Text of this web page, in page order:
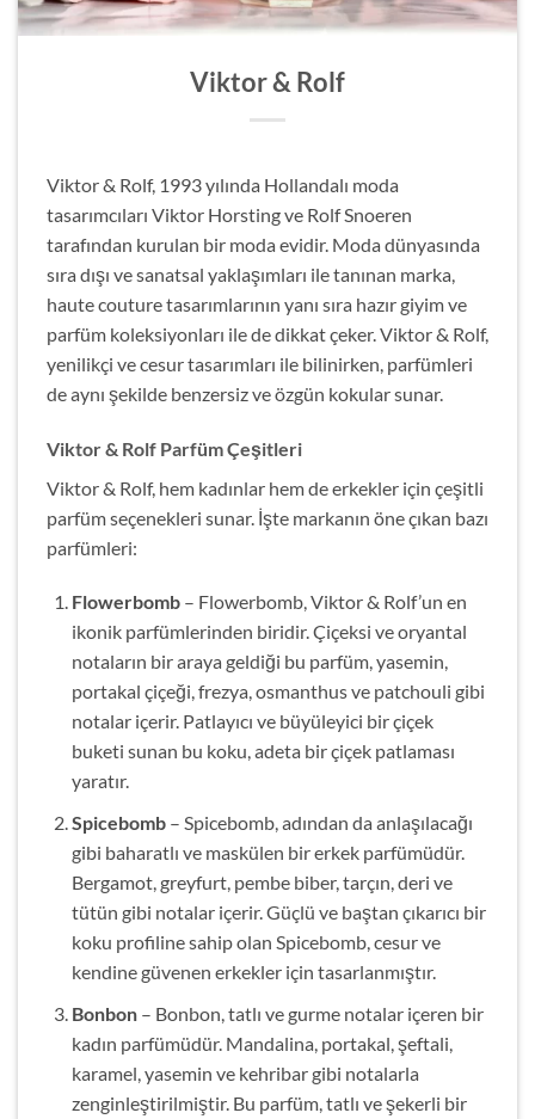
Viktor & Rolf
Viktor & Rolf, 1993 yılında Hollandalı moda
tasarımcıları Viktor Horsting ve Rolf Snoeren
tarafından kurulan bir moda evidir. Moda dünyasında
sıra dışı ve sanatsal yaklaşımları ile tanınan marka,
haute couture tasarımlarının yanı sıra hazır giyim ve
parfüm koleksiyonları ile de dikkat çeker. Viktor & Rolf,
yenilikçi ve cesur tasarımları ile bilinirken, parfümleri
de aynı şekilde benzersiz ve özgün kokular sunar.
Viktor & Rolf Parfüm Çeşitleri
Viktor & Rolf, hem kadınlar hem de erkekler için çeşitli
parfüm seçenekleri sunar. İşte markanın öne çıkan bazı
parfümleri:
Flowerbomb– Flowerbomb, Viktor & Rolf’un en
ikonik parfümlerinden biridir. Çiçeksi ve oryantal
notaların bir araya geldiği bu parfüm, yasemin,
portakal çiçeği, frezya, osmanthus ve patchouli gibi
notalar içerir. Patlayıcı ve büyüleyici bir çiçek
buketi sunan bu koku, adeta bir çiçek patlaması
yaratır.
Spicebomb– Spicebomb, adından da anlaşılacağı
gibi baharatlı ve maskülen bir erkek parfümüdür.
Bergamot, greyfurt, pembe biber, tarçın, deri ve
tütün gibi notalar içerir. Güçlü ve baştan çıkarıcı bir
koku profiline sahip olan Spicebomb, cesur ve
kendine güvenen erkekler için tasarlanmıştır.
Bonbon– Bonbon, tatlı ve gurme notalar içeren bir
kadın parfümüdür. Mandalina, portakal, şeftali,
karamel, yasemin ve kehribar gibi notalarla
zenginleştirilmiştir. Bu parfüm, tatlı ve şekerli bir